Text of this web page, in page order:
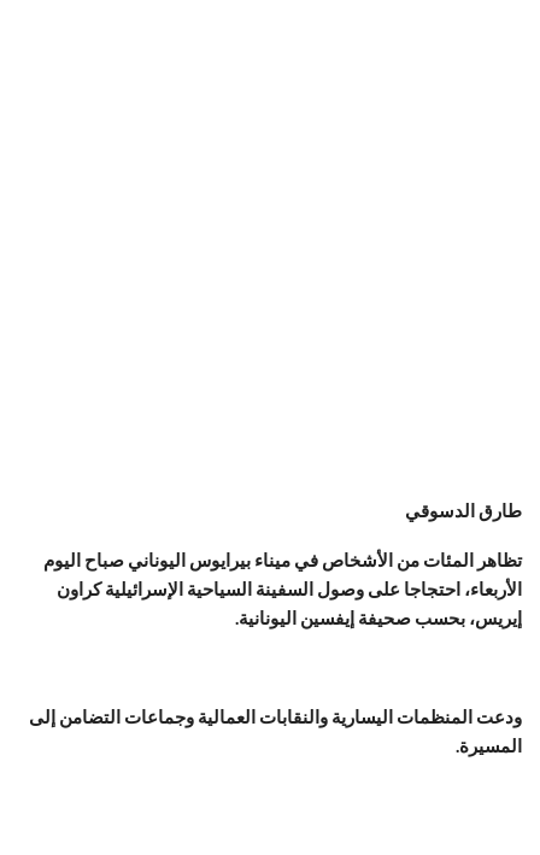
طارق الدسوقي
تظاهر المئات من الأشخاص في ميناء بيرايوس اليوناني صباح اليوم
الأربعاء، احتجاجا على وصول السفينة السياحية الإسرائيلية كراون
إيريس، بحسب صحيفة إيفسين اليونانية.
ودعت المنظمات اليسارية والنقابات العمالية وجماعات التضامن إلى
المسيرة.